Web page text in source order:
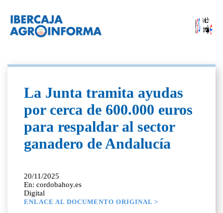
La Junta tramita ayudas
por cerca de 600.000 euros
para respaldar al sector
ganadero de Andalucía
20/11/2025
En: cordobahoy.es
Digital
ENLACE AL DOCUMENTO ORIGINAL >